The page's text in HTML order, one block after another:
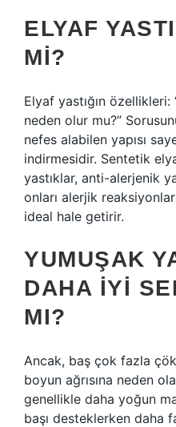
ELYAF
MI?
Elyaf yastığın
neden olur mu?”
nefes alabilen yapısı
indirmesidir. Sentetik
yastıklar, anti-alerjenik
onları alerjik
ideal hale getirir.
YUMUŞAK
DAHA IYI
MI?
Ancak, baş çok fazla
boyun ağrısına neden
genellikle daha yoğun
başı desteklerken daha